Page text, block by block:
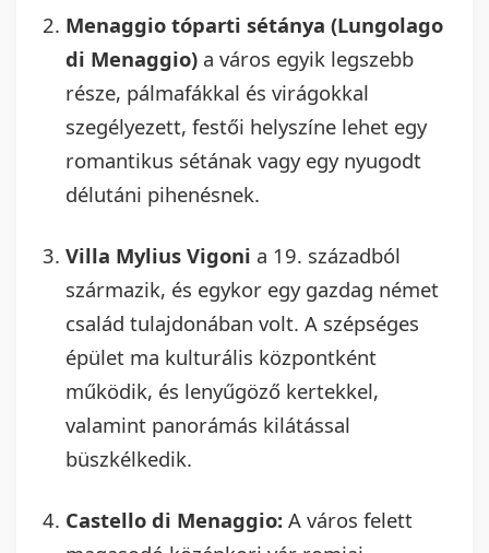
Menaggio tóparti sétánya (Lungolago
di Menaggio) a város egyik legszebb
része, pálmafákkal és virágokkal
szegélyezett, festői helyszíne lehet egy
romantikus sétának vagy egy nyugodt
délutáni pihenésnek.
Villa Mylius Vigoni a 19. századból
származik, és egykor egy gazdag német
család tulajdonában volt. A szépséges
épület ma kulturális központként
működik, és lenyűgöző kertekkel,
valamint panorámás kilátással
büszkélkedik.
Castello di Menaggio: A város felett